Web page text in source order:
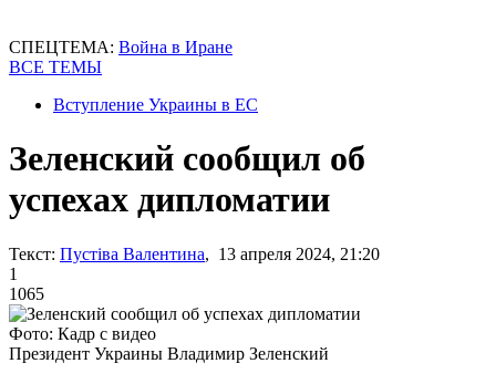
СПЕЦТЕМА: Война в Иране
ВСЕ ТЕМЫ
Вступление Украины в ЕС
Зеленский сообщил об
успехах дипломатии
Текст: Пустіва Валентина, 13 апреля 2024, 21:20
1
1065
Фото: Кадр с видео
Президент Украины Владимир Зеленский